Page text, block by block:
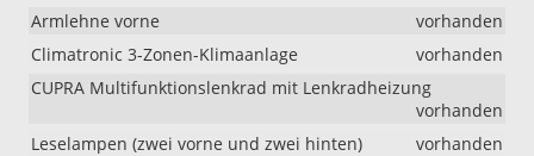
Armlehne vorne
vorhanden
Climatronic 3-Zonen-Klimaanlage
vorhanden
CUPRA Multifunktionslenkrad mit Lenkradheizung
vorhanden
Leselampen (zwei vorne und zwei hinten)
vorhanden